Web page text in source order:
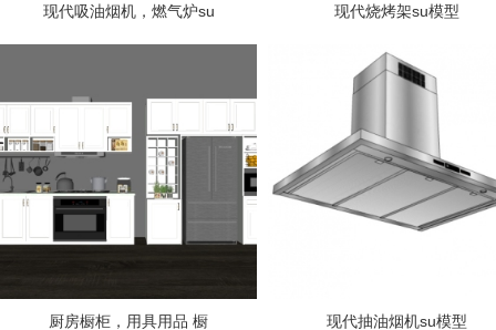
现代吸油烟机，燃气炉su 现代烧烤架su模型
厨房橱柜，用具用品 橱 现代抽油烟机su模型